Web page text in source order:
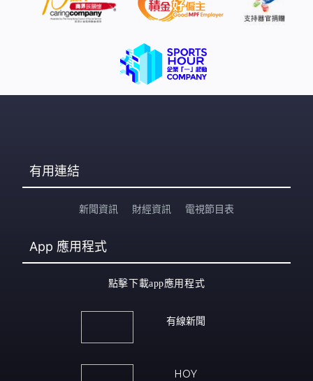
有用連結
新聞資訊 財經資訊 電視節目表
App 應用程式
點擊下載app應用程式
有線新聞
HOY